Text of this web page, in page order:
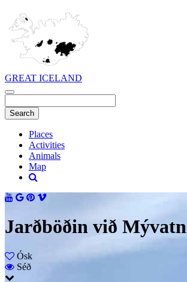
GREAT ICELAND
Places
Activities
Animals
Map
Jarðböðin við Mývatn
Ósk
Séð